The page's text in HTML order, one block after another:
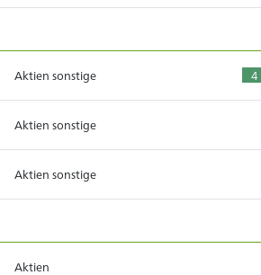
Aktien sonstige 4
Aktien sonstige
Aktien sonstige
Aktien